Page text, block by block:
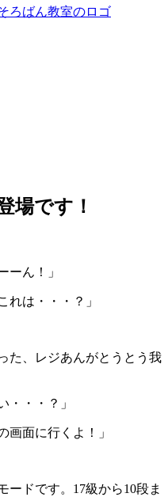
場です！
ん！」
は・・・？」
、レジあんがとうとう我
・・？」
面に行くよ！」
ドです。17級から10段ま